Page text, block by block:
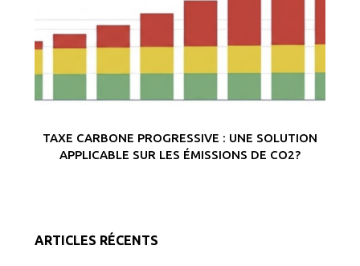
TAXE CARBONE PROGRESSIVE : UNE SOLUTION
APPLICABLE SUR LES ÉMISSIONS DE CO2?
ARTICLES RÉCENTS